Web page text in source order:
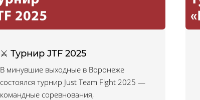
⚔ Турнир JTF 2025
В минувшие выходные в Воронеже
состоялся турнир Just Team Fight 2025 —
командные соревнования,